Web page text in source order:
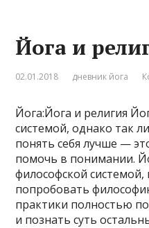
Йога и
02.01.2018 дневник йога
Йога:Йога и религия
системой, однако так
понять себя лучше —
помочь в понимании.
философской
попробовать
практики полностью
и познать суть